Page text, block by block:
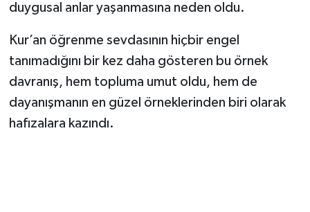
duygusal anlar yaşanmasına neden oldu.
Kur’an öğrenme sevdasının hiçbir engel
tanımadığını bir kez daha gösteren bu örnek
davranış, hem topluma umut oldu, hem de
dayanışmanın en güzel örneklerinden biri olarak
hafızalara kazındı.